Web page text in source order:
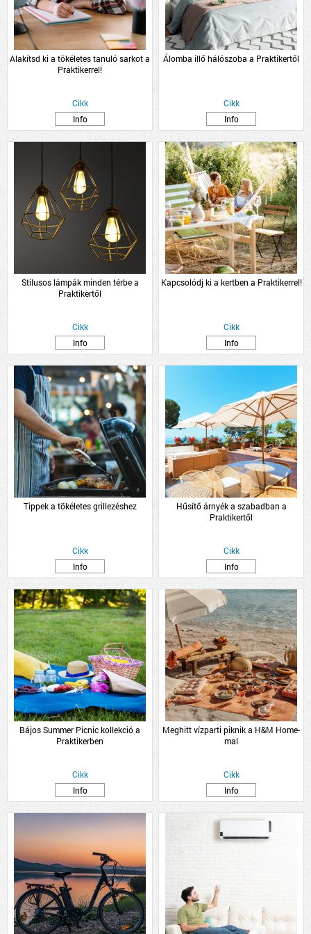
Alakítsd ki a tökéletes tanuló sarkot a
Praktikerrel!
Cikk
Info
Álomba illő hálószoba a Praktikertől
Cikk
Info
Stílusos lámpák minden térbe a
Praktikertől
Cikk
Info
Kapcsolódj ki a kertben a Praktikerrel!
Cikk
Info
Tippek a tökéletes grillezéshez
Cikk
Info
Hűsítő árnyék a szabadban a
Praktikertől
Cikk
Info
Bájos Summer Picnic kollekció a
Praktikerben
Cikk
Info
Meghitt vízparti piknik a H&M Home-
mal
Cikk
Info